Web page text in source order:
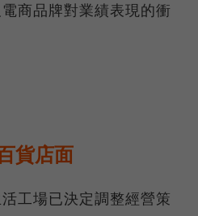
商品牌對業績表現的衝
貨店面
工場已決定調整經營策